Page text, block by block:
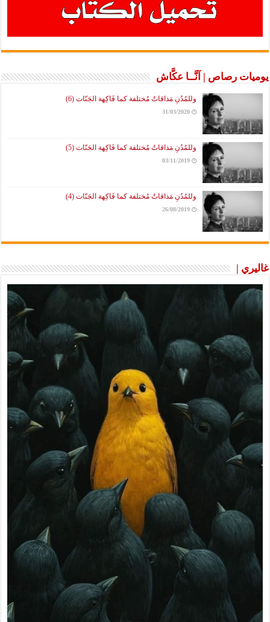
يوميات رصاص | آنَّــا عكَّاش
وللمُدُنِ مَذاقاتٌ مُختلفة كما فَاكِهة الجَنّات (6)
31/03/2020
وللمُدُنِ مَذاقاتٌ مُختلفة كما فَاكِهة الجَنّات (5)
03/11/2019
وللمُدُنِ مَذاقاتٌ مُختلفة كما فَاكِهة الجَنّات (4)
26/08/2019
غاليري |